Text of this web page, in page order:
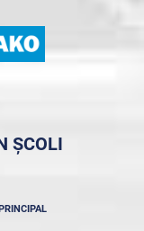
ȘCOLI